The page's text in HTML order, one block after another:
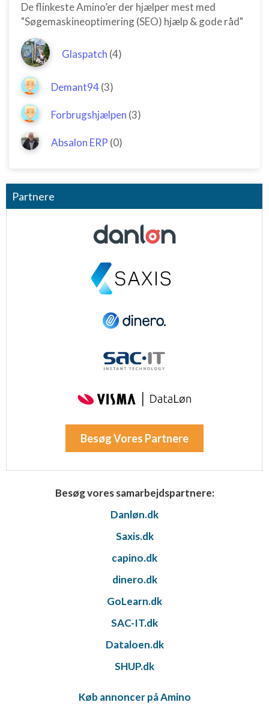
De flinkeste Amino’er der hjælper mest med
"Søgemaskineoptimering (SEO) hjælp & gode råd"
Glaspatch (4)
Demant94(3)
Forbrugshjælpen (3)
Absalon ERP (0)
Partnere
Besøg Vores Partnere
Besøg vores samarbejdspartnere:
Danløn.dk
Saxis.dk
capino.dk
dinero.dk
GoLearn.dk
SAC-IT.dk
Dataloen.dk
SHUP.dk
Køb annoncer på Amino